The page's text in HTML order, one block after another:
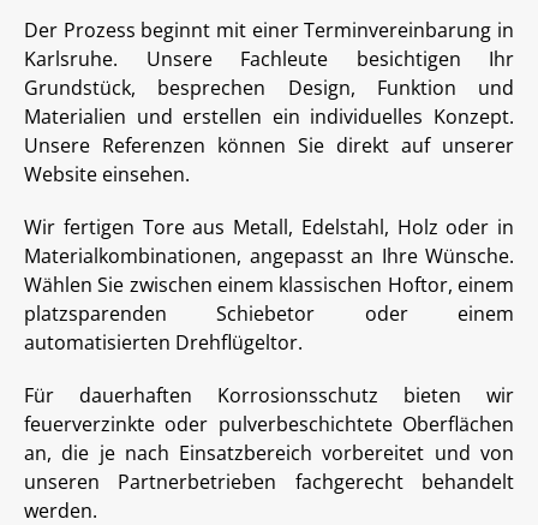
Der Prozess beginnt mit einer Terminvereinbarung in
Karlsruhe. Unsere Fachleute besichtigen Ihr
Grundstück, besprechen Design, Funktion und
Materialien und erstellen ein individuelles Konzept.
Unsere Referenzen können Sie direkt auf unserer
Website einsehen.
Wir fertigen Tore aus Metall, Edelstahl, Holz oder in
Materialkombinationen, angepasst an Ihre Wünsche.
Wählen Sie zwischen einem klassischen Hoftor, einem
platzsparenden Schiebetor oder einem
automatisierten Drehflügeltor.
Für dauerhaften Korrosionsschutz bieten wir
feuerverzinkte oder pulverbeschichtete Oberflächen
an, die je nach Einsatzbereich vorbereitet und von
unseren Partnerbetrieben fachgerecht behandelt
werden.